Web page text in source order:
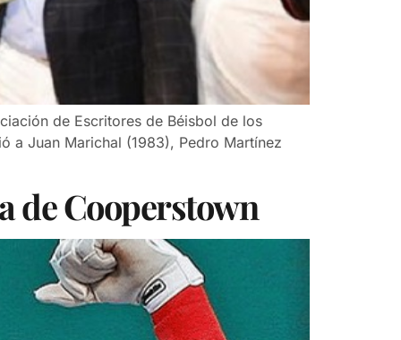
de Escritores de Béisbol de los
a Juan Marichal (1983), Pedro Martínez
de Cooperstown